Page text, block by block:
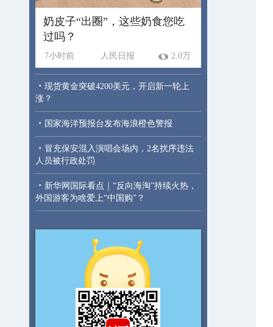
奶皮子“出圈”，这些奶食您吃
过吗？
7小时前 人民日报 2.0万
· 现货黄金突破4200美元，开启新一轮上
涨？
· 国家海洋预报台发布海浪橙色警报
· 冒充保安混入演唱会场内，2名扰序违法
人员被行政处罚
· 新华网国际看点｜“反向海淘”持续火热，
外国游客为啥爱上“中国购”？